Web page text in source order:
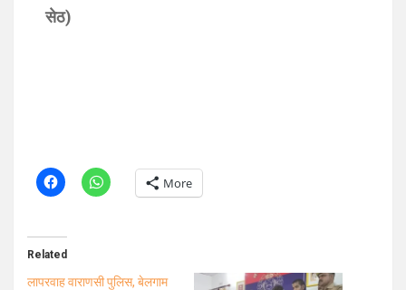
सेठ)
More
Related
लापरवाह वाराणसी पुलिस, बेलगाम